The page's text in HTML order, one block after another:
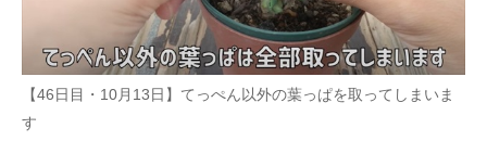
【46日目・10月13日】てっぺん以外の葉っぱを取ってしまいま
す